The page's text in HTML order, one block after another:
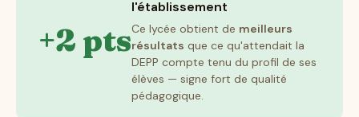
+2 pts
l'établissement
Ce lycée obtient de meilleurs
résultats que ce qu'attendait la
DEPP compte tenu du profil de ses
élèves — signe fort de qualité
pédagogique.